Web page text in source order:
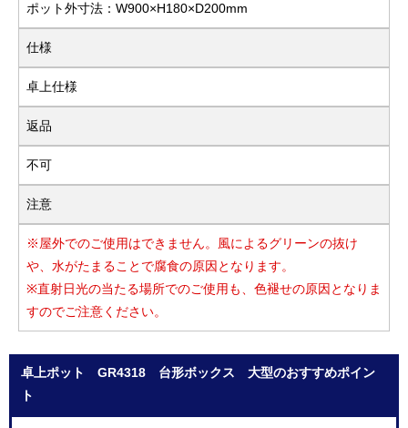
ポット外寸法：W900×H180×D200mm
仕様
卓上仕様
返品
不可
注意
※屋外でのご使用はできません。風によるグリーンの抜け
や、水がたまることで腐食の原因となります。
※直射日光の当たる場所でのご使用も、色褪せの原因となりま
すのでご注意ください。
卓上ポット GR4318 台形ボックス 大型のおすすめポイン
ト